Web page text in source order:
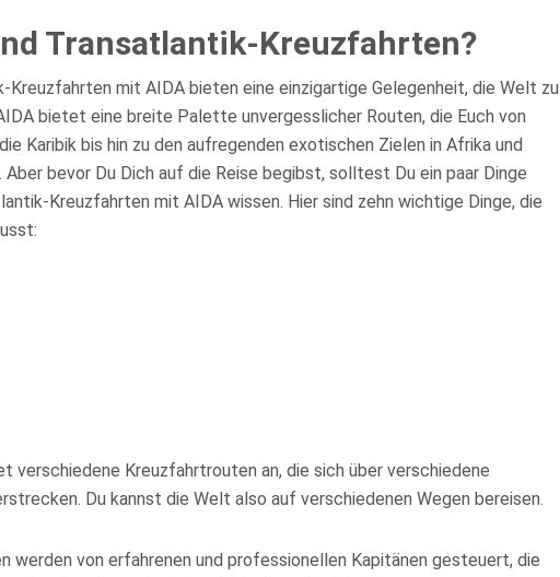
Transatlantik-Kreuzfahrten?
Kreuzfahrten mit AIDA bieten eine einzigartige Gelegenheit, die Welt zu
bietet eine breite Palette unvergesslicher Routen, die Euch von
Karibik bis hin zu den aufregenden exotischen Zielen in Afrika und
Aber bevor Du Dich auf die Reise begibst, solltest Du ein paar Dinge
Kreuzfahrten mit AIDA wissen. Hier sind zehn wichtige Dinge, die
verschiedene Kreuzfahrtrouten an, die sich über verschiedene
Du kannst die Welt also auf verschiedenen Wegen bereisen.
werden von erfahrenen und professionellen Kapitänen gesteuert, die